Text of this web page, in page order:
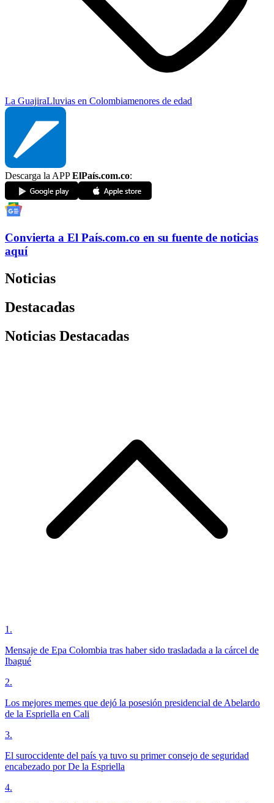
La GuajiraLluvias en Colombiamenores de edad
Descarga la APPElPaís.com.co:
Convierta a El País.com.co en su fuente de noticias
aquí
Noticias
Destacadas
Noticias Destacadas
1 .
Mensaje de Epa Colombia tras haber sido trasladada a la cárcel de
Ibagué
2.
Los mejores memes que dejó la posesión presidencial de Abelardo
de la Espriella en Cali
3.
El suroccidente del país ya tuvo su primer consejo de seguridad
encabezado por De la Espriella
4.